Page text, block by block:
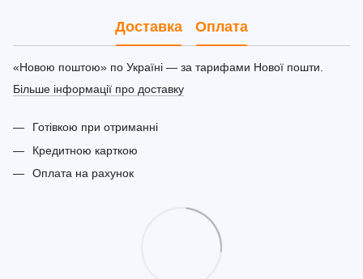
Доставка Оплата
«Новою поштою» по Україні — за тарифами Нової пошти.
Більше інформації про доставку
Готівкою при отриманні
Кредитною карткою
Оплата на рахунок